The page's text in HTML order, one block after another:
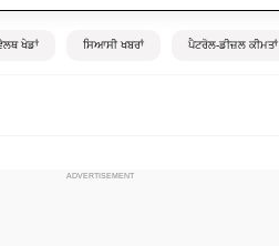
ਖੇਡਾਂ ਸਿਆਸੀ ਖਬਰਾਂ ਪੈਟਰੋਲ-ਡੀਜ਼ਲ ਕੀਮਤਾਂ